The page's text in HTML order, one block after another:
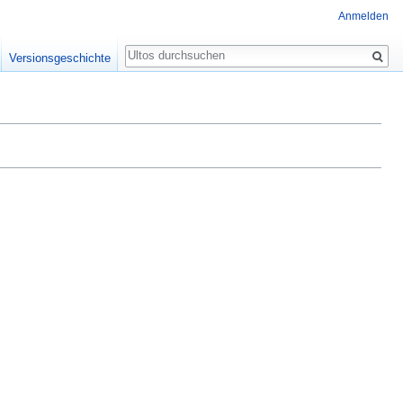
Anmelden
Versionsgeschichte
Suche